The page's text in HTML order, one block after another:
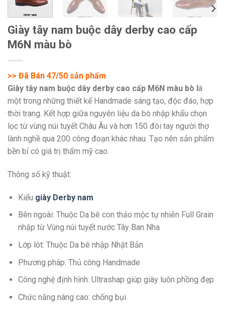
Giày tây nam buộc dây derby cao cấp
M6N màu bò
>> Đã Bán 47/50 sản phẩm
Giày tây nam buộc dây derby cao cấp M6N màu bò l à
một trong những thiết kế Handmade sáng tạo, độc đáo, hợp
thời trang. Kết hợp giữa nguyên liệu da bò nhập khẩu chọn
lọc từ vùng núi tuyết Châu Âu và hơn 150 đôi tay người thợ
lành nghề qua 200 công đoạn khác nhau. Tạo nên sản phẩm
bền bỉ có giá trị thẩm mỹ cao.
Thông số kỹ thuật:
Kiểu giày Derby nam
Bên ngoài: Thuộc Da bê con thảo mộc tự nhiên Full Grain
nhập từ Vùng núi tuyết nước Tây Ban Nha
Lớp lót: Thuộc Da bê nhập Nhật Bản
Phương pháp: Thủ công Handmade
Công nghệ định hình: Ultrashap giúp giày luôn phồng đẹp
Chức năng nâng cao: chống bụi